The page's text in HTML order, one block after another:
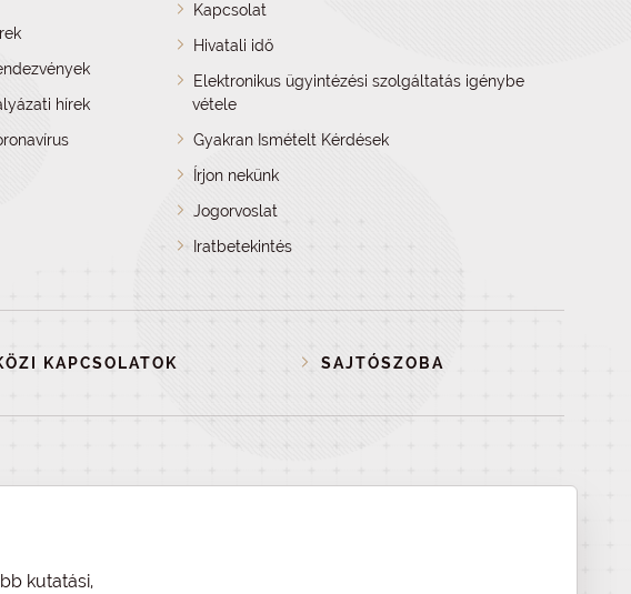
hírek
Kapcsolat
Hivatali idő
Elektronikus ügyintézési szolgáltatás igénybe
vétele
Gyakran Ismételt Kérdések
Írjon nekünk
Jogorvoslat
Iratbetekintés
KAPCSOLATOK SAJTÓSZOBA
kutatási,